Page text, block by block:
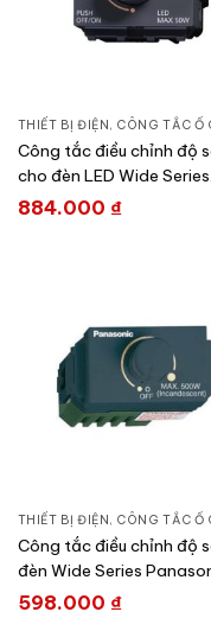
THIẾT BỊ ĐIỆN, CÔNG TẮC Ổ
Công tắc điều chỉnh độ
cho đèn LED Wide Series
Panasonic WEG57912H
884.000 ₫
THIẾT BỊ ĐIỆN , CÔNG TẮC Ổ
Công tắc điều chỉnh độ
đèn Wide Series
WEG575151H
598.000 ₫